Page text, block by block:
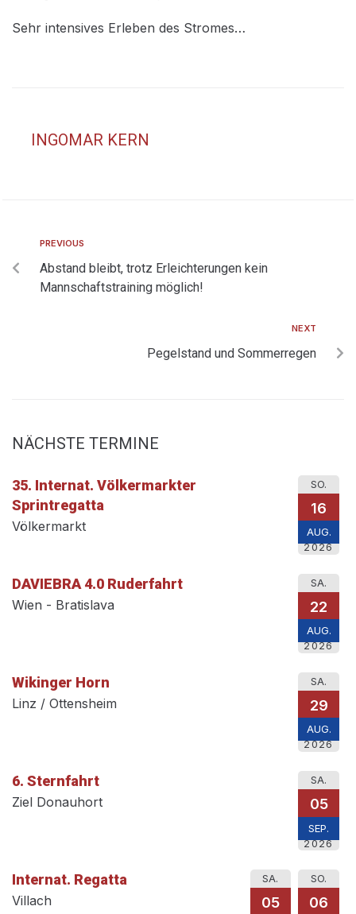
Sehr intensives Erleben des Stromes…
INGOMAR KERN
PREVIOUS
Abstand bleibt, trotz Erleichterungen kein
Mannschaftstraining möglich!
NEXT
Pegelstand und Sommerregen
NÄCHSTE TERMINE
SO.
16
AUG.
2026
35. Internat. Völkermarkter
Sprintregatta
Völkermarkt
SA.
22
AUG.
2026
DAVIEBRA 4.0 Ruderfahrt
Wien - Bratislava
SA.
29
AUG.
2026
Wikinger Horn
Linz / Ottensheim
SA.
05
SEP.
2026
6. Sternfahrt
Ziel Donauhort
SA.
05
SO.
06
Internat. Regatta
Villach